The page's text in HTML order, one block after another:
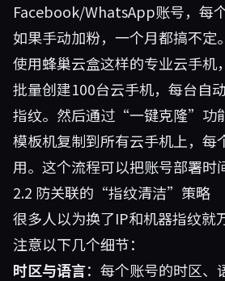
Facebook/WhatsApp账号，每
如果手动加粉，一个月都搞不定。
使用蜂巢云盒这样的专业云手机
批量创建100台云手机，每台自
指纹。然后通过“一键克隆”功
模板机复制到所有云手机上，每
用。这个流程可以把账号部署时
2.2 防关联的“指纹清洁”策略
很多人以为换了IP和机器指纹就
注意以下几个细节：
时区与语言：每个账号的时区、